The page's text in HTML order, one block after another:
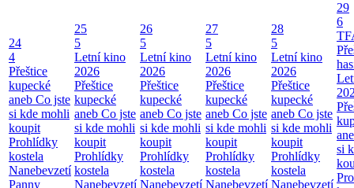
24
4
Přeštice
kupecké
aneb Co jste
si kde mohli
koupit
Prohlídky
kostela
Nanebevzetí
Panny
25
5
Letní kino
2026
Přeštice
kupecké
aneb Co jste
si kde mohli
koupit
Prohlídky
kostela
Nanebevzetí
26
5
Letní kino
2026
Přeštice
kupecké
aneb Co jste
si kde mohli
koupit
Prohlídky
kostela
Nanebevzetí
27
5
Letní kino
2026
Přeštice
kupecké
aneb Co jste
si kde mohli
koupit
Prohlídky
kostela
Nanebevzetí
28
5
Letní kino
2026
Přeštice
kupecké
aneb Co jste
si kde mohli
koupit
Prohlídky
kostela
Nanebevzetí
29
6
si